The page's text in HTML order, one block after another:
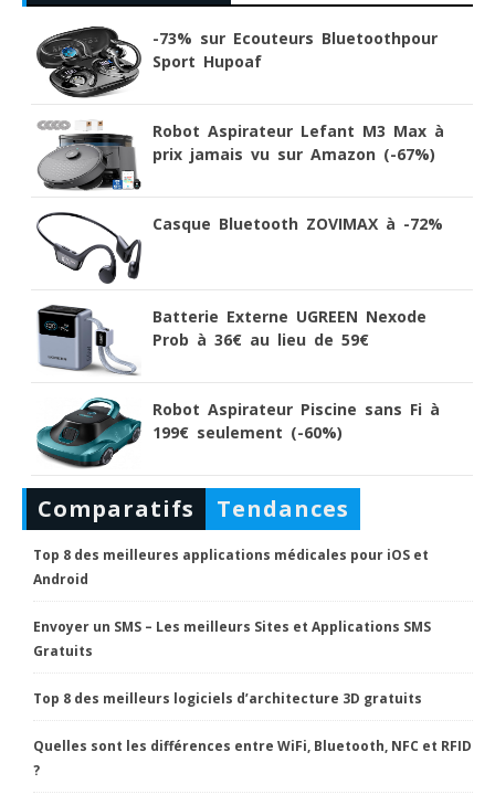
-73% sur Ecouteurs Bluetoothpour
Sport Hupoaf
Robot Aspirateur Lefant M3 Max à
prix jamais vu sur Amazon (-67%)
Casque Bluetooth ZOVIMAX à -72%
Batterie Externe UGREEN Nexode
Prob à 36€ au lieu de 59€
Robot Aspirateur Piscine sans Fi à
199€ seulement (-60%)
Comparatifs Tendances
Top 8 des meilleures applications médicales pour iOS et
Android
Envoyer un SMS – Les meilleurs Sites et Applications SMS
Gratuits
Top 8 des meilleurs logiciels d’architecture 3D gratuits
Quelles sont les différences entre WiFi, Bluetooth, NFC et RFID
?